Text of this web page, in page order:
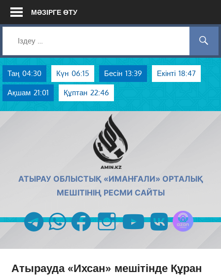
Skip
МӘЗІРГЕ ӨТУ
Таң 04:30 Күн 06:15 Бесін 13:39 Екінті 18:47
Ақшам 21:01 Құптан 22:46
АТЫРАУ ОБЛЫСТЫҚ «ИМАНҒАЛИ» ОРТАЛЫҚ
МЕШІТІНІҢ РЕСМИ САЙТЫ
telegramwhatsappfacebookinstagramyoutubevk
Атырауда «Ихсан» мешітінде Құран